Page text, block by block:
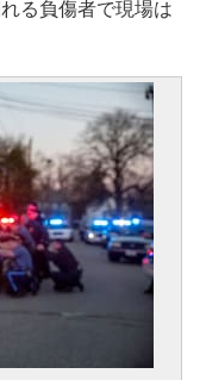
る負傷者で現場は